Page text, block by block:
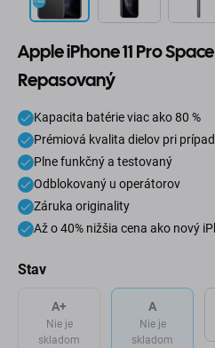
Apple iPhone 11 Pro
Repasovaný
Kapacita batérie viac ako 80 %
Prémiová kvalita dielov pri
Plne funkčný a testovaný
Odblokovaný u operátorov
Záruka originality
Až o 40% nižšia cena ako nový
Stav
A+
Nie je
skladom
A
Nie je
skladom